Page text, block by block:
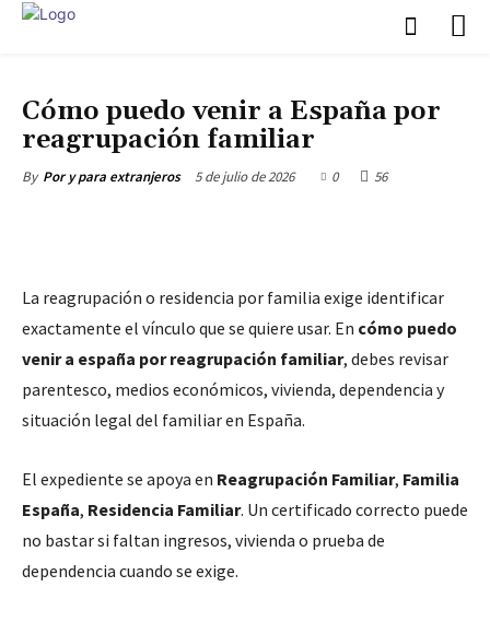
Cómo puedo venir a España por
reagrupación familiar
By Por y para extranjeros 5 de julio de 2026 0 56
La reagrupación o residencia por familia exige identificar
exactamente el vínculo que se quiere usar. En cómo puedo
venir a españa por reagrupación familiar, debes revisar
parentesco, medios económicos, vivienda, dependencia y
situación legal del familiar en España.
El expediente se apoya en Reagrupación Familiar, Familia
España, Residencia Familiar. Un certificado correcto puede
no bastar si faltan ingresos, vivienda o prueba de
dependencia cuando se exige.